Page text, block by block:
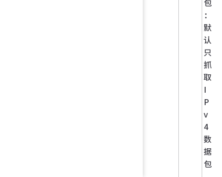
包
：
默
认
只
抓
取
I
P
v
4
数
据
包